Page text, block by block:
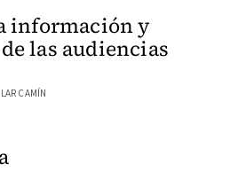
información y
las audiencias
CAMÍN